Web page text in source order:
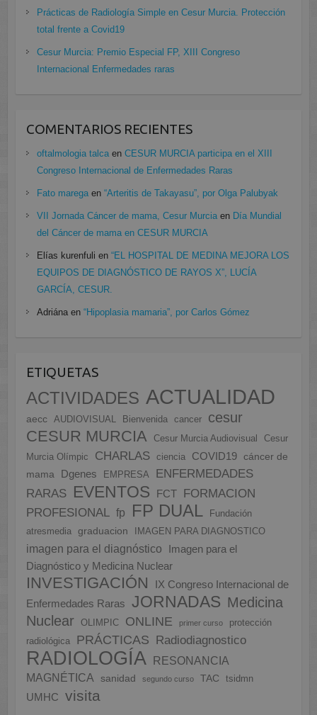
Prácticas de Radiología Simple en Cesur Murcia. Protección
total frente a Covid19
Cesur Murcia: Premio Especial FP, XIII Congreso
Internacional Enfermedades raras
COMENTARIOS RECIENTES
oftalmologia talcaen CESUR MURCIA participa en el XIII
Congreso Internacional de Enfermedades Raras
Fato maregaen “Arteritis de Takayasu”, por Olga Palubyak
VII Jornada Cáncer de mama, Cesur Murciaen Día Mundial
del Cáncer de mama en CESUR MURCIA
Elías kurenfuli en “EL HOSPITAL DE MEDINA MEJORA LOS
EQUIPOS DE DIAGNÓSTICO DE RAYOS X”, LUCÍA
GARCÍA, CESUR.
Adriánaen “Hipoplasia mamaria”, por Carlos Gómez
ETIQUETAS
ACTIVIDADES ACTUALIDAD
aecc AUDIOVISUAL Bienvenida cancer cesur
CESUR MURCIA Cesur Murcia Audiovisual
Cesur
Murcia Olímpic
CHARLAS ciencia COVID19
cáncer de
mama
Dgenes EMPRESA
ENFERMEDADES
RARAS EVENTOS FCT
FORMACION
PROFESIONAL fp FP DUAL
Fundación
atresmedia
graduacion IMAGEN PARA DIAGNOSTICO
imagen para el diagnóstico
Imagen para el
Diagnóstico y Medicina Nuclear
INVESTIGACIÓN
IX Congreso Internacional de
Enfermedades Raras
JORNADAS Medicina
Nuclear
OLIMPIC ONLINE primer curso
protección
radiológica
PRÁCTICAS Radiodiagnostico
RADIOLOGÍA
RESONANCIA
MAGNÉTICA
sanidad segundo curso TAC tsidmn
UMHC visita